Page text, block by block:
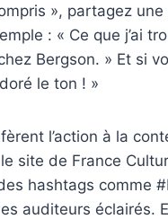
», partagez
: « Ce que j’ai
Bergson. » Et si
le ton ! »
l’action à la
site de France
hashtags comme
auditeurs éclairés.